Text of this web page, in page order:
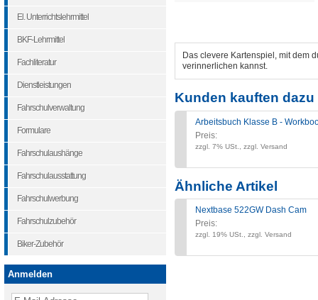
Das clevere Kartenspiel, mit dem
verinnerlichen kannst.
Kunden kauften
Arbeitsbuch Klasse B -
Preis:
zzgl. 7% USt., zzgl. Versand
Ähnliche Artikel
Nextbase 522GW Dash Cam
Preis:
zzgl. 19% USt., zzgl. Versand
El. Unterrichtslehrmittel
BKF-Lehrmittel
Fachliteratur
Dienstleistungen
Fahrschulverwaltung
Formulare
Fahrschulaushänge
Fahrschulausstattung
Fahrschulwerbung
Fahrschulzubehör
Biker-Zubehör
Anmelden